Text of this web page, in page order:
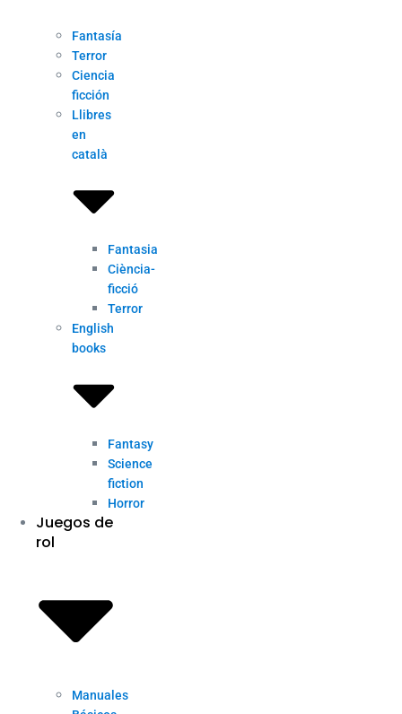
Fantasía
Terror
Ciencia
ficción
Llibres
en
català
Fantasia
Ciència-
ficció
Terror
English
books
Fantasy
Science
fiction
Horror
Juegos de
rol
Manuales